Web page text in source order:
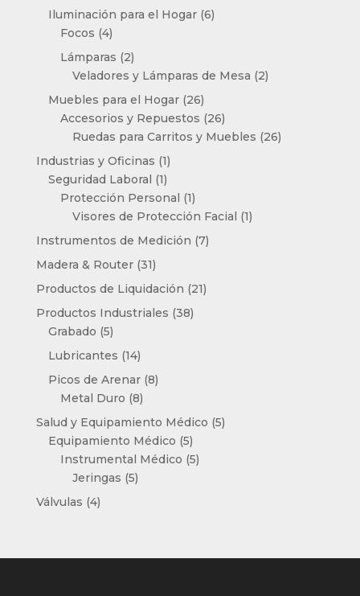
Iluminación para el Hogar 66
Focos 44
productos
Lámparas 22
productos
Veladores y Lámparas de Mesa 22
Muebles para el Hogar 2626
productos
Accesorios y Repuestos 2626
productos
Ruedas para Carritos y Muebles 2626
Industrias y Oficinas 11
producto
Seguridad Laboral 11
producto
Protección Personal 11
producto
Visores de Protección Facial 11
Instrumentos de Medición 77
Madera & Router 3131
productos
Productos de Liquidación 2121
Productos Industriales 3838
Grabado 55
productos
Lubricantes 1414
productos
Picos de Arenar 88
Metal Duro 88
productos
Salud y Equipamiento Médico 55
Equipamiento Médico 55
productos
Instrumental Médico 55
Jeringas 55
Válvulas 44